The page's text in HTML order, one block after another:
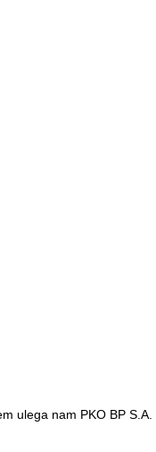
ulega nam PKO BP S.A.